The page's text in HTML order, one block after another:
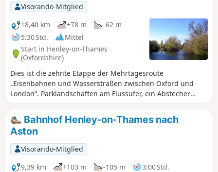
Visorando-Mitglied
18,40 km
+78 m
-62 m
5:30 Std.
Mittel
Start in Henley-on-Thames
(Oxfordshire)
Dies ist die zehnte Etappe der Mehrtagesroute
„Eisenbahnen und Wasserstraßen zwischen Oxford und
London“. Parklandschaften am Flussufer, ein Abstecher
durch die Chiltern-Glockenblumenwälder, Auen, das
reizvolle und gastfreundliche Dorf Sonning, ein Wildpark
und Wildblumenwiesen, die Ruinen der Abtei von Reading
sowie die Forbury Gardens sind die Höhepunkte dieser
Wanderung.
Bahnhof Henley-on-Thames nach
Aston
Visorando-Mitglied
9,39 km
+103 m -105 m
3:00 Std.